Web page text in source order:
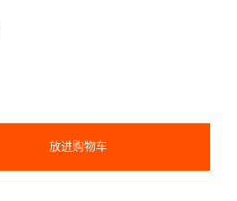
放进购物车